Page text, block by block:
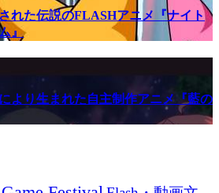
れた伝説のFLASHアニメ『ナイト
』
より生まれた自主制作アニメ『藍の